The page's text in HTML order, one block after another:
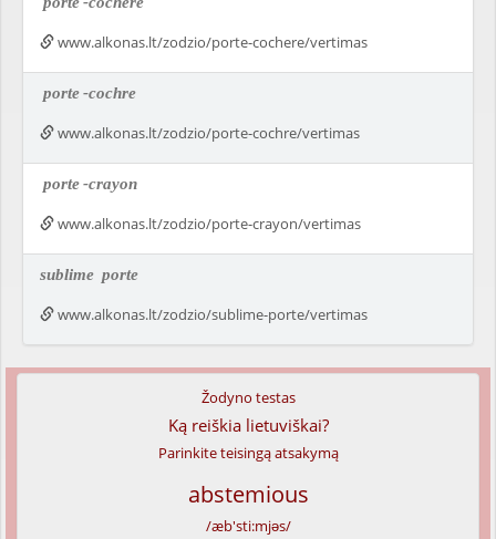
www.alkonas.lt/zodzio/porte-cochere/vertimas
porte-cochre
www.alkonas.lt/zodzio/porte-cochre/vertimas
porte-crayon
www.alkonas.lt/zodzio/porte-crayon/vertimas
sublime porte
www.alkonas.lt/zodzio/sublime-porte/vertimas
Žodyno testas
Ką reiškia lietuviškai?
Parinkite teisingą atsakymą
abstemious
/æb'sti:mjəs/